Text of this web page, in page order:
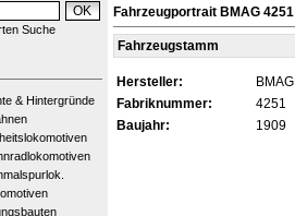
Suche
& Hintergründe
Fahrzeugportrait BMAG 4251
Fahrzeugstamm
Hersteller: BMAG
Fabriknummer:
4251
Baujahr:
1909